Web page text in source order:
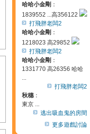
哈哈小金剛 ：
1839552 ...高356122
打飛胖老闆2
哈哈小金剛 ：
1218023 高29852
打飛胖老闆2
哈哈小金剛 ：
1331770 高26356 哈哈
...
打飛胖老闆2
秋穗：
東京 ...
逃出吸血鬼的房間
更多遊戲討論